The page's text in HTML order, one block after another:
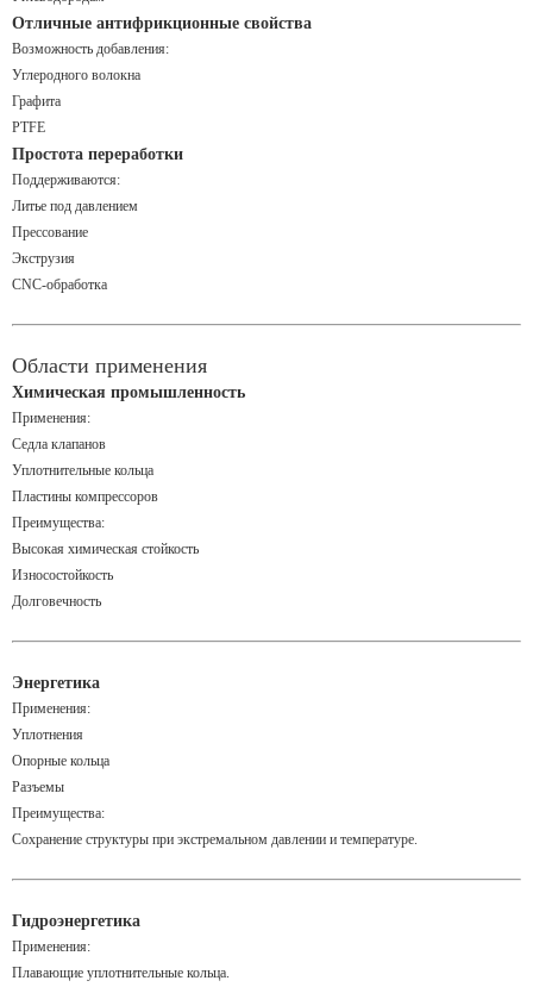
Отличные антифрикционные свойства
Возможность добавления:
Углеродного волокна
Графита
PTFE
Простота переработки
Поддерживаются:
Литье под давлением
Прессование
Экструзия
CNC-обработка
Области применения
Химическая промышленность
Применения:
Седла клапанов
Уплотнительные кольца
Пластины компрессоров
Преимущества:
Высокая химическая стойкость
Износостойкость
Долговечность
Энергетика
Применения:
Уплотнения
Опорные кольца
Разъемы
Преимущества:
Сохранение структуры при экстремальном давлении и температуре.
Гидроэнергетика
Применения:
Плавающие уплотнительные кольца.